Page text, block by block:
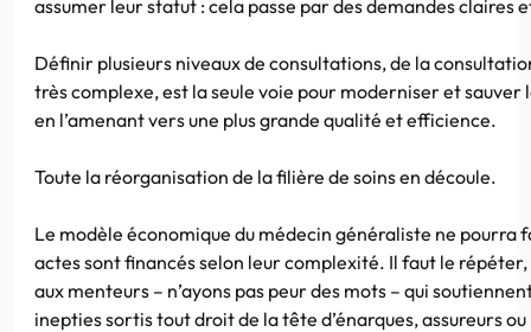
assumer leur statut : cela passe par des demandes claires
Définir plusieurs niveaux de consultations, de la
très complexe, est la seule voie pour moderniser et
en l’amenant vers une plus grande qualité et efficience.
Toute la réorganisation de la filière de soins en découle.
Le modèle économique du médecin généraliste ne pourra
actes sont financés selon leur complexité. Il faut le
aux menteurs – n’ayons pas peur des mots – qui
inepties sortis tout droit de la tête d’énarques, assureurs